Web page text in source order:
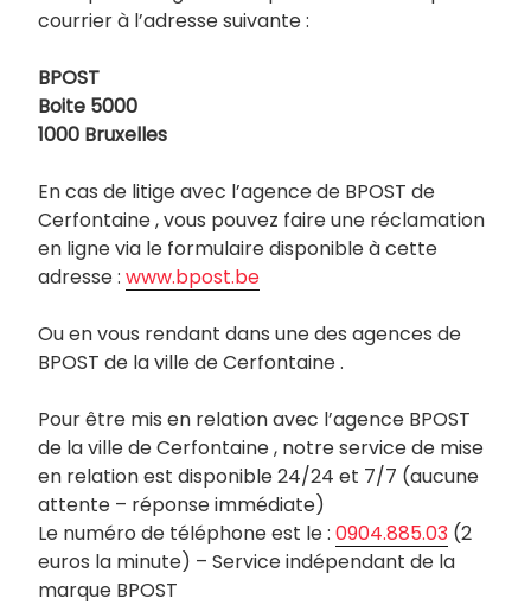
courrier à l’adresse suivante :
BPOST
Boite 5000
1000 Bruxelles
En cas de litige avec l’agence de BPOST de
Cerfontaine , vous pouvez faire une réclamation
en ligne via le formulaire disponible à cette
adresse : www.bpost.be
Ou en vous rendant dans une des agences de
BPOST de la ville de Cerfontaine .
Pour être mis en relation avec l’agence BPOST
de la ville de Cerfontaine , notre service de mise
en relation est disponible 24/24 et 7/7 (aucune
attente – réponse immédiate)
Le numéro de téléphone est le : 0904.885.03 (2
euros la minute) – Service indépendant de la
marque BPOST